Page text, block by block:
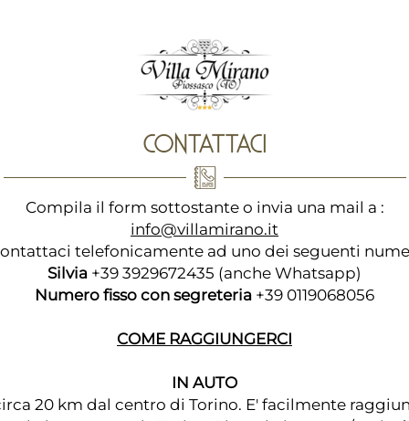
CONTATTACI
Compila il form sottostante o invia una mail a :
info@villamirano.it
telefonicamente ad uno dei seguenti
Silvia +39 3929672435 (anche Whatsapp)
Numero fisso con segreteria +39 0119068056
COME RAGGIUNGERCI
IN AUTO
20 km dal centro di Torino. E' facilmente